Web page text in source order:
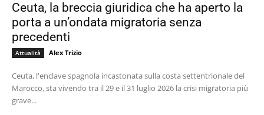
Ceuta, la breccia giuridica che ha aperto la
porta a un’ondata migratoria senza
precedenti
Attualità Alex Trizio
Ceuta, l'enclave spagnola incastonata sulla costa settentrionale del
Marocco, sta vivendo tra il 29 e il 31 luglio 2026 la crisi migratoria più
grave...